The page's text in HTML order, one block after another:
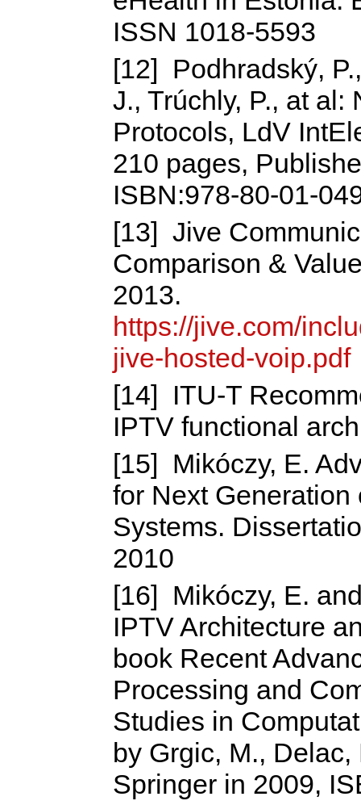
ISSN 1018-5593
[12] Podhradský,
J., Trúchly, P., at
Protocols, LdV
210 pages,
ISBN:978-80-01-
[13] Jive
Comparison &
2013.
https://jive.com/
jive-hosted-voip.pdf
[14] ITU-T
IPTV functional
[15] Mikóczy, E.
for Next Generation
Systems.
2010
[16] Mikóczy, E.
IPTV Architecture
book Recent
Processing and
Studies in
by Grgic, M.,
Springer in 2009,